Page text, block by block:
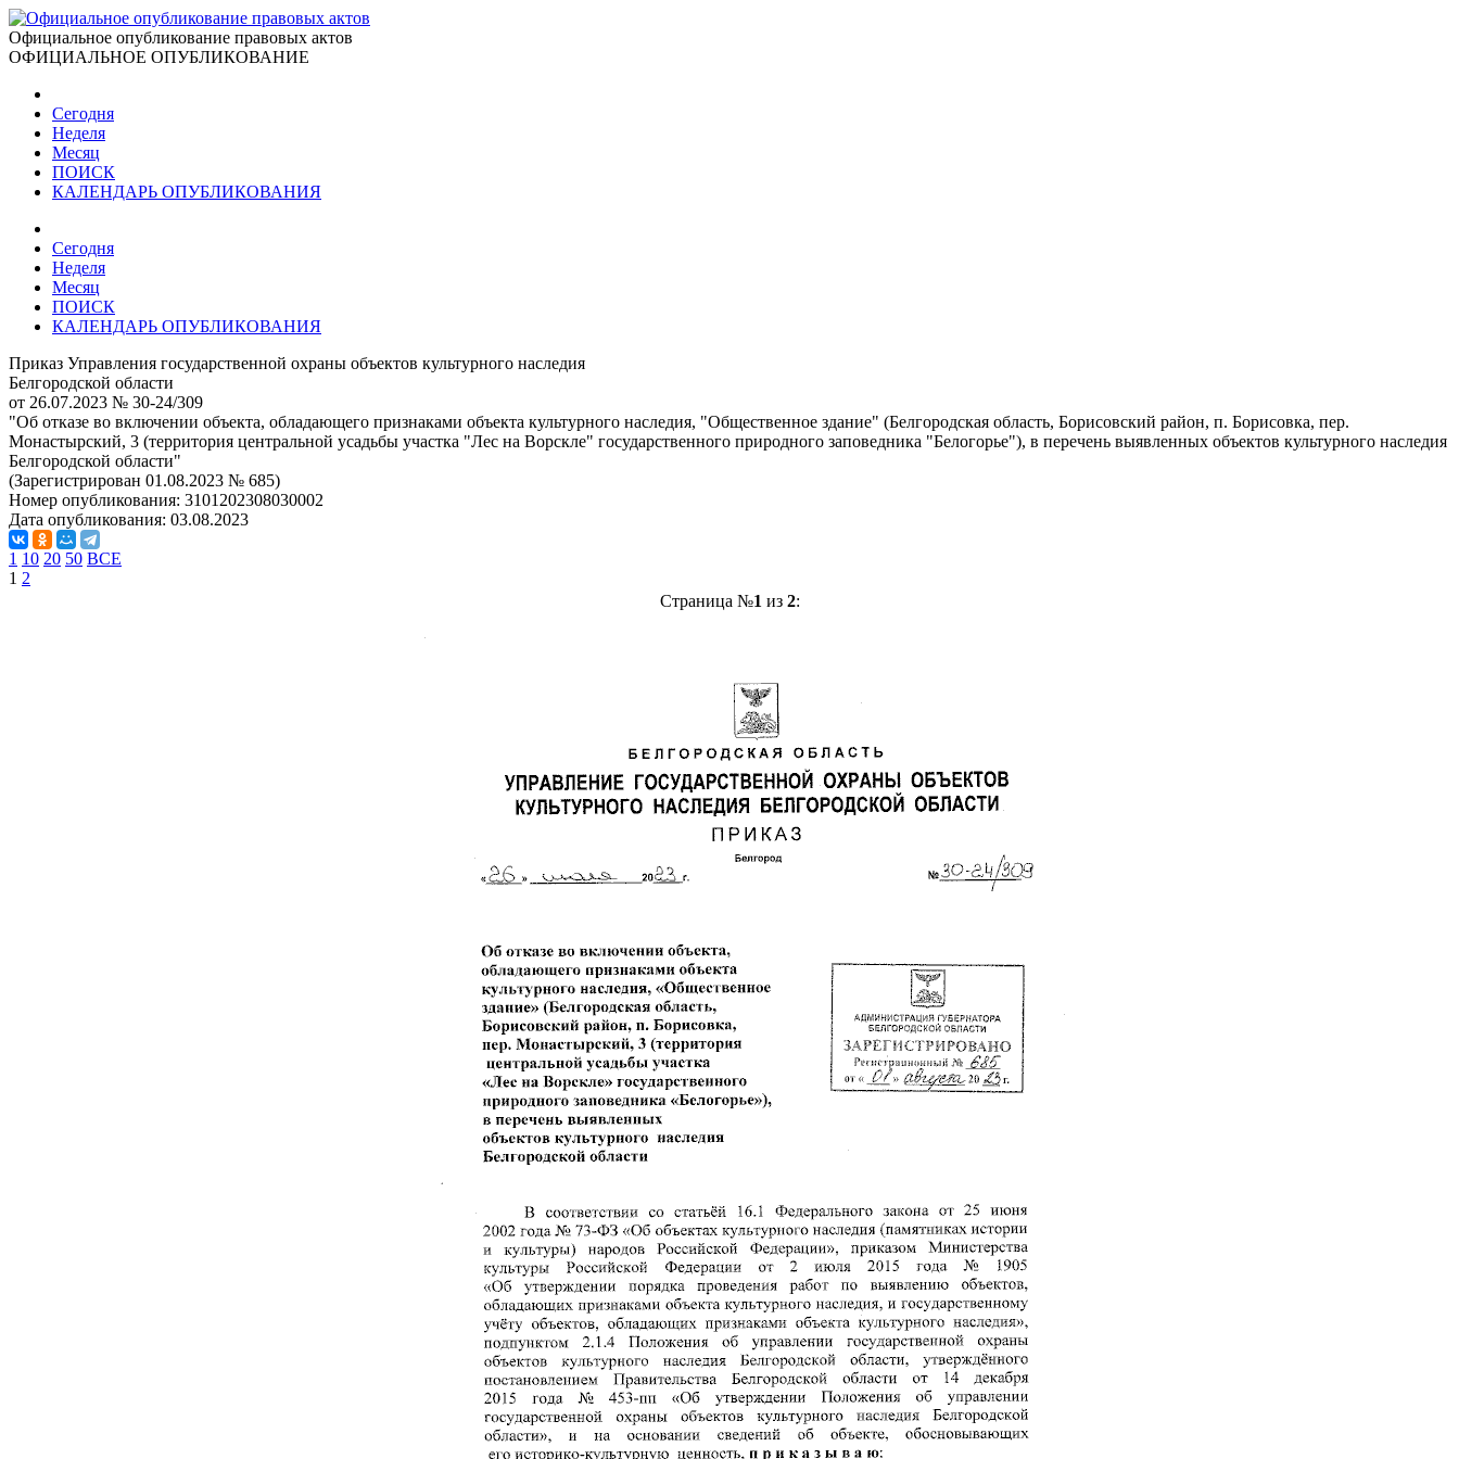
Официальное опубликование правовых актов
ОФИЦИАЛЬНОЕ ОПУБЛИКОВАНИЕ
Сегодня
Неделя
Месяц
ПОИСК
КАЛЕНДАРЬ ОПУБЛИКОВАНИЯ
Сегодня
Неделя
Месяц
ПОИСК
КАЛЕНДАРЬ ОПУБЛИКОВАНИЯ
Приказ Управления государственной охраны объектов культурного наследия
Белгородской области
от 26.07.2023 № 30-24/309
"Об отказе во включении объекта, обладающего признаками объекта культурного наследия, "Общественное здание" (Белгородская область, Борисовский район, п. Борисовка, пер.
Монастырский, 3 (территория центральной усадьбы участка "Лес на Ворскле" государственного природного заповедника "Белогорье"), в перечень выявленных объектов культурного наследия
Белгородской области"
(Зарегистрирован 01.08.2023 № 685)
Номер опубликования: 3101202308030002
Дата опубликования: 03.08.2023
1 10 20 50 ВСЕ
1 2
Страница №1 из 2: